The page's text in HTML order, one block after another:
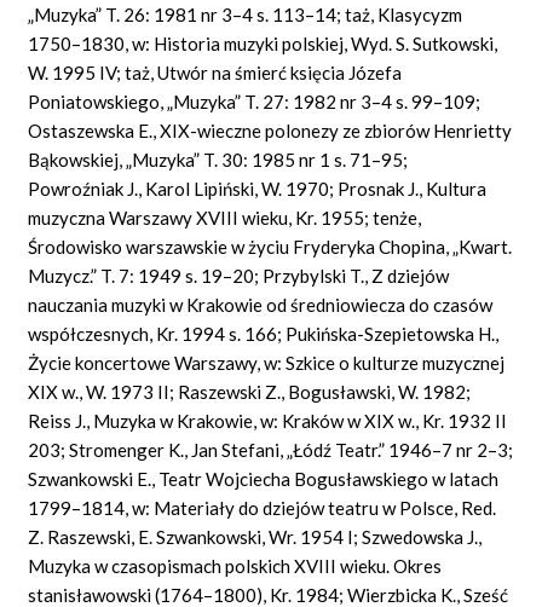
„Muzyka” T. 26: 1981 nr 3–4 s. 113–14; taż, Klasycyzm
1750–1830, w: Historia muzyki polskiej, Wyd. S. Sutkowski,
W. 1995 IV; taż, Utwór na śmierć księcia Józefa
Poniatowskiego, „Muzyka” T. 27: 1982 nr 3–4 s. 99–109;
Ostaszewska E., XIX-wieczne polonezy ze zbiorów Henrietty
Bąkowskiej, „Muzyka” T. 30: 1985 nr 1 s. 71–95;
Powroźniak J., Karol Lipiński, W. 1970; Prosnak J., Kultura
muzyczna Warszawy XVIII wieku, Kr. 1955; tenże,
Środowisko warszawskie w życiu Fryderyka Chopina, „Kwart.
Muzycz.” T. 7: 1949 s. 19–20; Przybylski T., Z dziejów
nauczania muzyki w Krakowie od średniowiecza do czasów
współczesnych, Kr. 1994 s. 166; Pukińska-Szepietowska H.,
Życie koncertowe Warszawy, w: Szkice o kulturze muzycznej
XIX w., W. 1973 II; Raszewski Z., Bogusławski, W. 1982;
Reiss J., Muzyka w Krakowie, w: Kraków w XIX w., Kr. 1932 II
203; Stromenger K., Jan Stefani, „Łódź Teatr.” 1946–7 nr 2–3;
Szwankowski E., Teatr Wojciecha Bogusławskiego w latach
1799–1814, w: Materiały do dziejów teatru w Polsce, Red.
Z. Raszewski, E. Szwankowski, Wr. 1954 I; Szwedowska J.,
Muzyka w czasopismach polskich XVIII wieku. Okres
stanisławowski (1764–1800), Kr. 1984; Wierzbicka K., Sześć